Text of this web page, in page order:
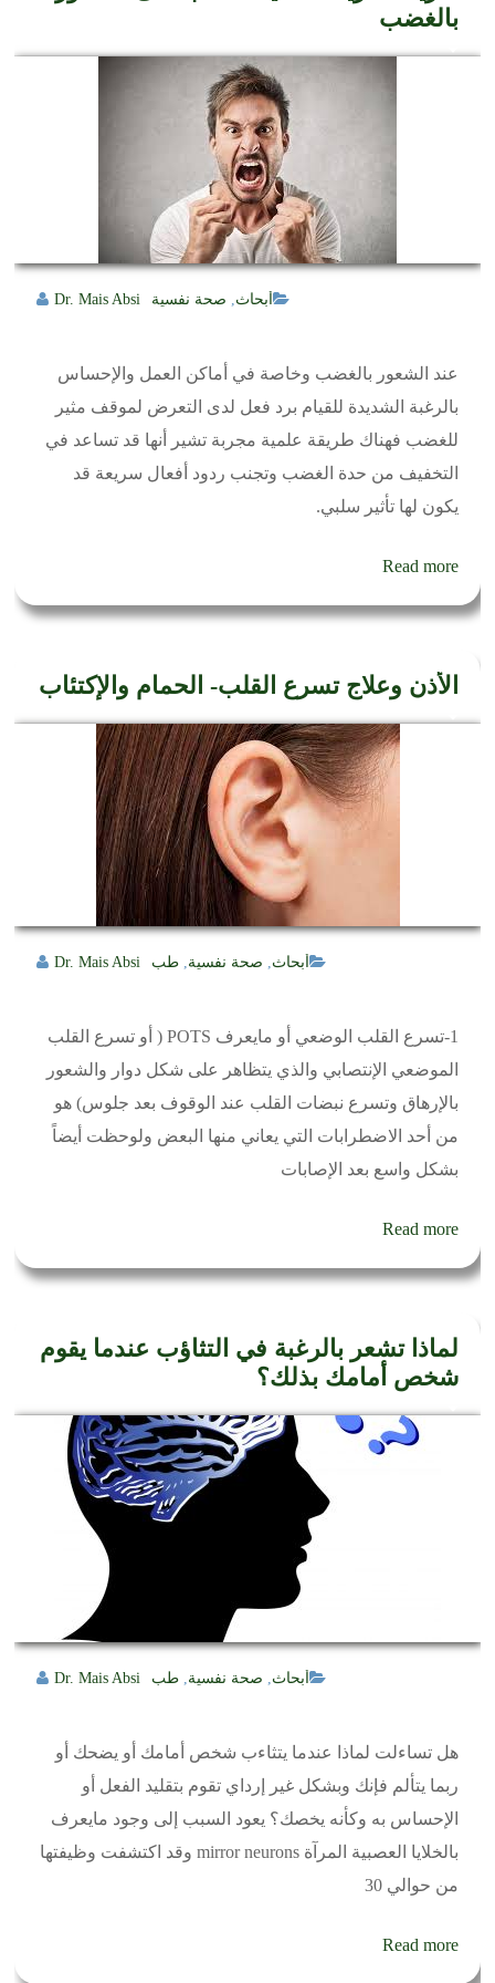
بالغضب
Dr. Mais Absi أبحاث صحة نفسية
عند الشعور بالغضب وخاصة في أماكن العمل والإحساس
بالرغبة الشديدة للقيام برد فعل لدى التعرض لموقف مثير
للغضب فهناك طريقة علمية مجربة تشير أنها قد تساعد في
التخفيف من حدة الغضب وتجنب ردود أفعال سريعة قد
يكون لها تأثير سلبي.
Read more
الأذن وعلاج تسرع القلب- الحمام والإكتئاب
Dr. Mais Absi أبحاث صحة نفسية طب
1-تسرع القلب الوضعي أو مايعرف POTS ( أو تسرع القلب
الموضعي الإنتصابي والذي يتظاهر على شكل دوار والشعور
بالإرهاق وتسرع نبضات القلب عند الوقوف بعد جلوس) هو
من أحد الاضطرابات التي يعاني منها البعض ولوحظت أيضاً
بشكل واسع بعد الإصابات
Read more
لماذا تشعر بالرغبة في التثاؤب عندما يقوم
شخص أمامك بذلك؟
Dr. Mais Absi أبحاث صحة نفسية طب
هل تساءلت لماذا عندما يتثاءب شخص أمامك أو يضحك أو
ربما يتألم فإنك وبشكل غير إرداي تقوم بتقليد الفعل أو
الإحساس به وكأنه يخصك؟ يعود السبب إلى وجود مايعرف
بالخلايا العصبية المرآة mirror neurons وقد اكتشفت وظيفتها
من حوالي 30
Read more